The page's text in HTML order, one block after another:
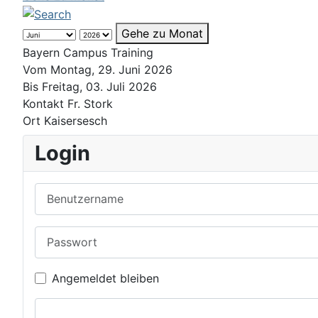
Gehe zu Monat
Bayern Campus Training
Vom Montag, 29. Juni 2026
Bis Freitag, 03. Juli 2026
Kontakt Fr. Stork
Ort Kaisersesch
Login
Angemeldet bleiben